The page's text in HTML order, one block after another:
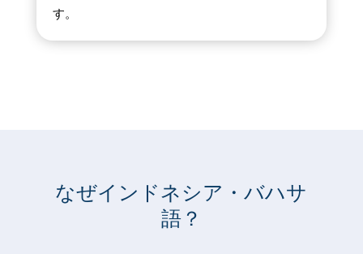
す。
なぜインドネシア・バハサ
語？